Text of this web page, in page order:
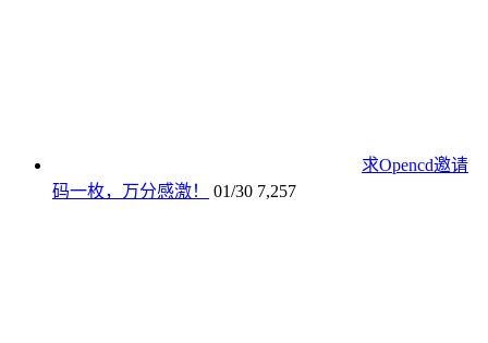
求Opencd邀请
码一枚，万分感激！
01/30 7,257